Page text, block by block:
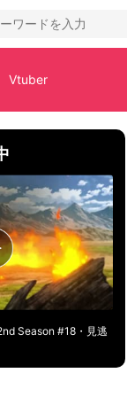
Vtuber
Season #18・見逃